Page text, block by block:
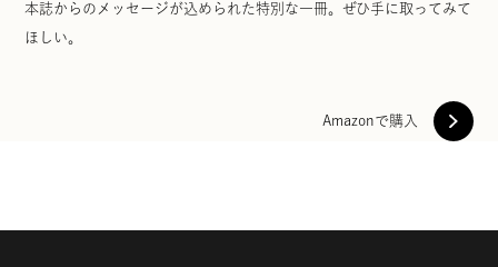
本誌からのメッセージが込められた特別な一冊。ぜひ手に取ってみて
ほしい。
Amazonで購入